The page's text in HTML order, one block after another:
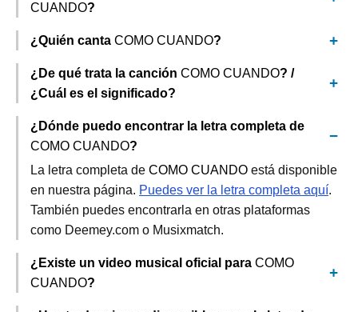
CUANDO?
¿Quién canta COMO CUANDO?
¿De qué trata la canción COMO CUANDO? /
¿Cuál es el significado?
¿Dónde puedo encontrar la letra completa de
COMO CUANDO?
La letra completa de COMO CUANDO está disponible
en nuestra página. Puedes ver la letra completa aquí.
También puedes encontrarla en otras plataformas
como Deemey.com o Musixmatch.
¿Existe un video musical oficial para COMO
CUANDO?